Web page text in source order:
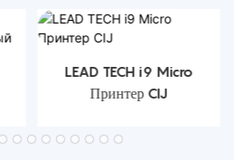
LEAD TECH i9 Micro
Принтер CIJ